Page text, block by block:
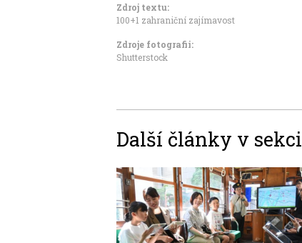
Zdroj textu:
100+1 zahraniční zajímavost
Zdroje fotografii:
Shutterstock
Další články v sekci
Image